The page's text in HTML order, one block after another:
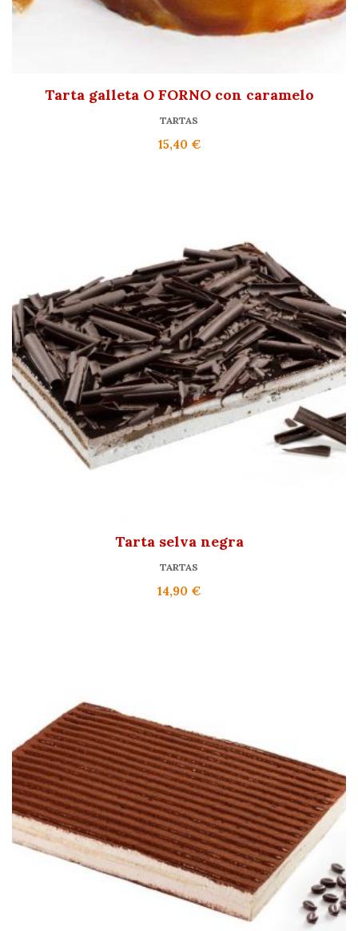
Tarta galleta O FORNO con caramelo
TARTAS
15,40 €
Tarta selva negra
TARTAS
14,90 €